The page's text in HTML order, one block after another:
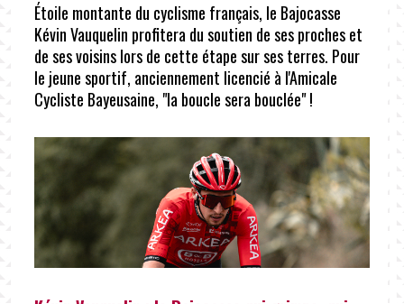
Étoile montante du cyclisme français, le Bajocasse
Kévin Vauquelin profitera du soutien de ses proches et
de ses voisins lors de cette étape sur ses terres. Pour
le jeune sportif, anciennement licencié à l'Amicale
Cycliste Bayeusaine, "la boucle sera bouclée" !